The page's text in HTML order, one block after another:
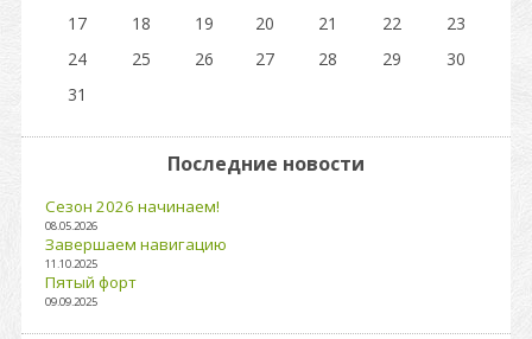
17 18 19 20 21 22
23
24
25 26 27 28 29
30
31
Последние новости
Сезон 2026 начинаем!
08.05.2026
Завершаем навигацию
11.10.2025
Пятый форт
09.09.2025